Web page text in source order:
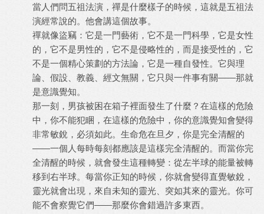
當人們問五祖法演，禪是什麼樣子的時候，這就是五祖法
演經常說的。他會講這個故事。
禪就像盜竊：它是一門藝術，它不是一門科學，它是女性
的，它不是男性的，它不是侵略性的，而是接受性的，它
不是一個精心策劃的方法論，它是一種自發性。它與理
論、假設、教義、經文無關，它只與一件事有關——那就
是意識覺知。
那一刻，男孩被困在箱子裡面發生了什麼？在這樣的危險
中，你不能犯睏，在這樣的危險中，你的意識覺知會變得
非常敏銳，必須如此。生命危在旦夕，你是完全清醒的
——一個人每時每刻都應該是這樣完全清醒的。而當你完
全清醒的時候，就會發生這種轉變：從左半球的能量被轉
移到右半球。每當你正知的時候，你就會變得直覺敏銳，
靈光就會出現，來自未知的靈光、突如其來的靈光。你可
能不會察覺它們——那麼你會錯過許多東西。